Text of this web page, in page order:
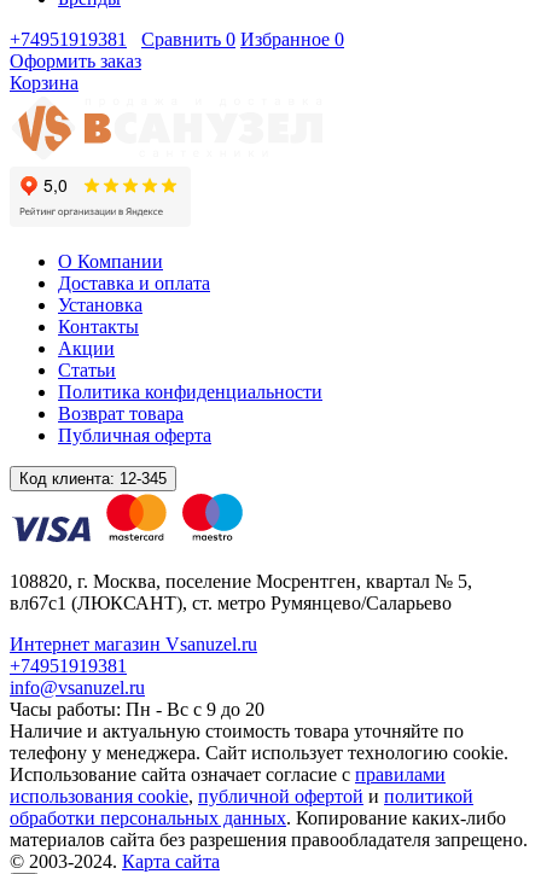
+74951919381
Сравнить 0 Избранное 0
Оформить заказ
Корзина
О Компании
Доставка и оплата
Установка
Контакты
Акции
Статьи
Политика конфиденциальности
Возврат товара
Публичная оферта
Код клиента: 12-345
108820, г. Москва, поселение Мосрентген, квартал № 5,
вл67с1 (ЛЮКСАНТ), ст. метро Румянцево/Саларьево
Интернет магазин Vsanuzel.ru
+74951919381
info@vsanuzel.ru
Часы работы: Пн - Вс с 9 до 20
Наличие и актуальную стоимость товара уточняйте по
телефону у менеджера. Сайт использует технологию cookie.
Использование сайта означает согласие с правилами
использования cookie, публичной офертой и политикой
обработки персональных данных. Копирование каких-либо
материалов сайта без разрешения правообладателя запрещено.
© 2003-2024. Карта сайта